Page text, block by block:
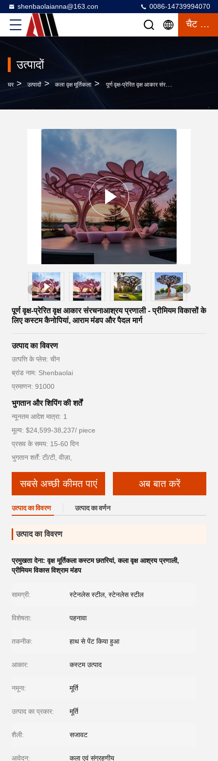
shenbaolaianna@163.con 0086-14739994070
चैट करना
उत्पादों
घर > उत्पादों > कला वृक्ष मूर्तिकला > पूर्ण वृक्ष-प्रेरित वृक्ष आकार संरचनाआश्रय प्रणाली - प्रीमियम विकासों के लिए कस्टम कैनोपियां, आराम मंडप और पैदल मार्ग
पूर्ण वृक्ष-प्रेरित वृक्ष आकार संरचनाआश्रय प्रणाली - प्रीमियम विकासों के
लिए कस्टम कैनोपियां, आराम मंडप और पैदल मार्ग
उत्पाद का विवरण
उत्पत्ति के प्लेस: चीन
ब्रांड नाम: Shenbaolai
प्रमाणन: 91000
भुगतान और शिपिंग की शर्तें
न्यूनतम आदेश मात्रा: 1
मूल्य: $24,599-38,237/ piece
प्रसव के समय: 15-60 दिन
भुगतान शर्तें: टी/टी, वीज़ा,
सबसे अच्छी कीमत पाएं अब बात करें
उत्पाद का विवरण उत्पाद का वर्णन
उत्पाद का विवरण
प्रमुखता देना:वृक्ष मूर्तिकला कस्टम छतरियां,कला वृक्ष आश्रय प्रणाली,
प्रीमियम विकास विश्राम मंडप
सामग्री: स्टेनलेस स्टील, स्टेनलेस स्टील
विशेषता: पहनावा
तकनीक: हाथ से पेंट किया हुआ
आकार: कस्टम उत्पाद
नमूना: मूर्ति
उत्पाद का प्रकार: मूर्ति
शैली: सजावट
आवेदन: कला एवं संग्रहणीय